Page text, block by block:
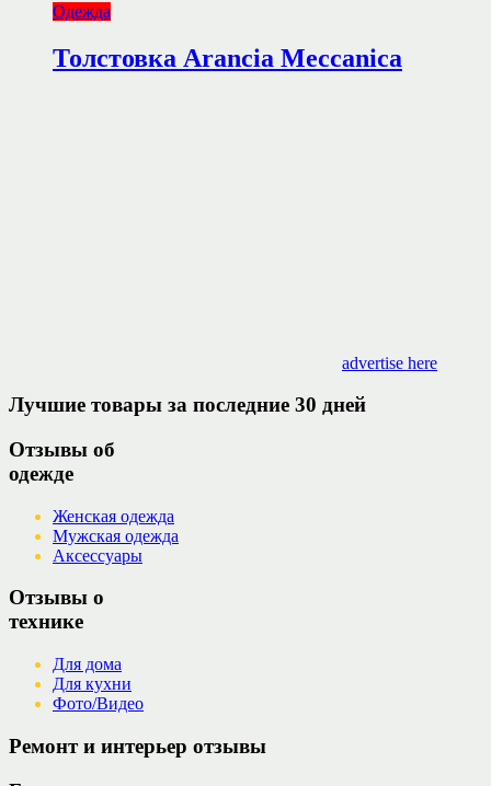
Одежда
Толстовка Arancia Meccanica
advertise here
Лучшие товары за последние 30 дней
Отзывы об
одежде
Женская одежда
Мужская одежда
Аксессуары
Отзывы о
технике
Для дома
Для кухни
Фото/Видео
Ремонт и интерьер отзывы